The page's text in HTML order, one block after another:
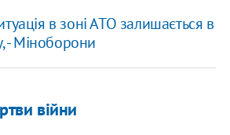
в зоні АТО залишається в
- Міноборони
війни